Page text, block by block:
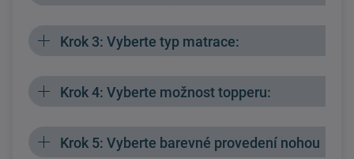
Krok 3: Vyberte typ matrace:
Krok 4: Vyberte možnost topperu:
Krok 5: Vyberte barevné provedení nohou